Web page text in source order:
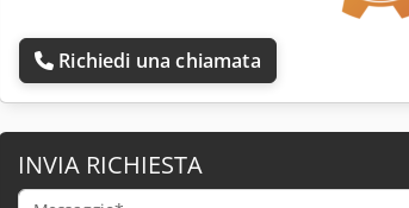
Richiedi una chiamata
INVIA RICHIESTA